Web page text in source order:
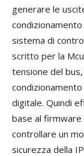
generare le
sistema di
scritto per la
tensione del
digitale. Quindi
base al
controllare un
sicurezza della